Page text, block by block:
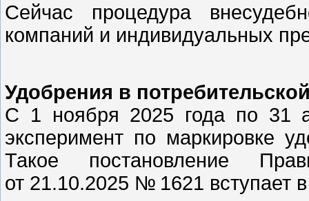
Сейчас процедура
компаний и индивидуальных
Удобрения в
С 1 ноября 2025 года по 31
эксперимент по маркировке
Такое постановление
от 21.10.2025 № 1621 вступает